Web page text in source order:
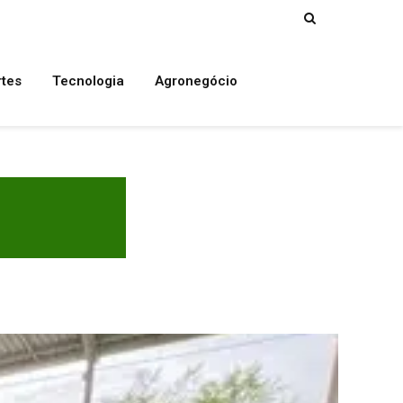
Tecnologia Agronegócio